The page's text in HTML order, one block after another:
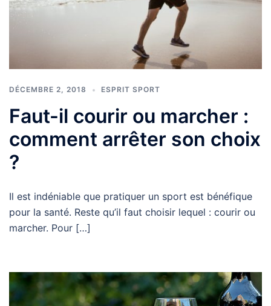
DÉCEMBRE 2, 2018 ESPRIT SPORT
Faut-il courir ou marcher :
comment arrêter son choix
?
Il est indéniable que pratiquer un sport est bénéfique
pour la santé. Reste qu’il faut choisir lequel : courir ou
marcher. Pour […]